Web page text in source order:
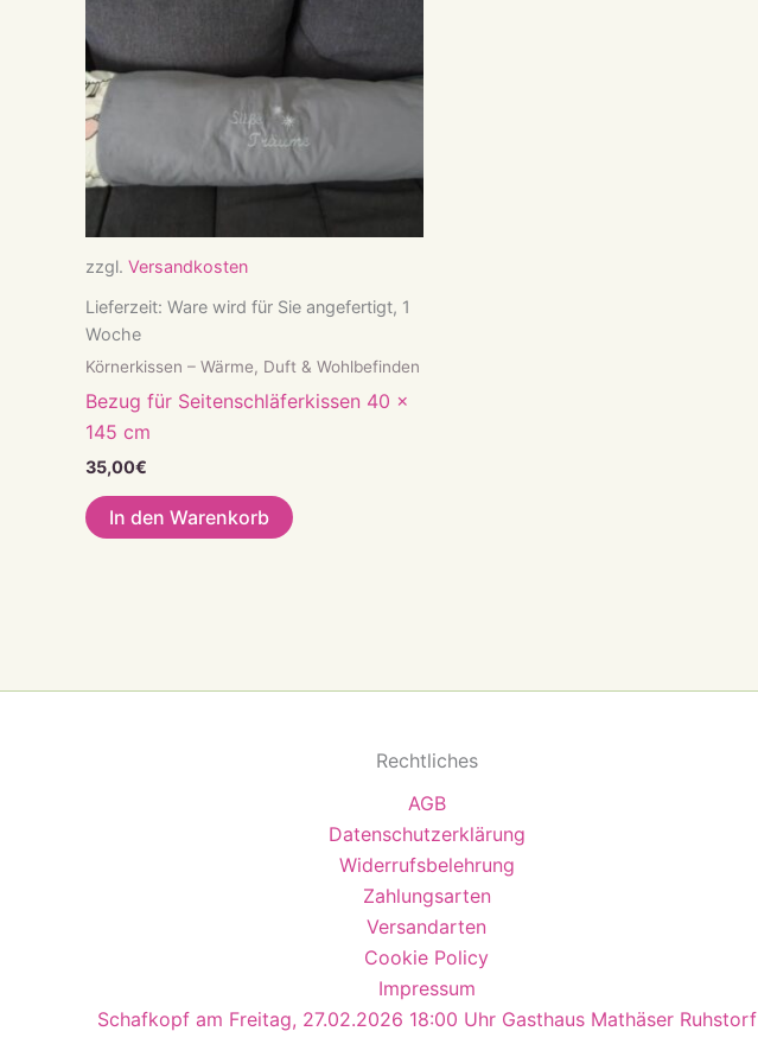
zzgl. Versandkosten
Lieferzeit: Ware wird für Sie angefertigt, 1
Woche
Körnerkissen – Wärme, Duft & Wohlbefinden
Bezug für Seitenschläferkissen 40 x
145 cm
35,00€
In den Warenkorb
Rechtliches
AGB
Datenschutzerklärung
Widerrufsbelehrung
Zahlungsarten
Versandarten
Cookie Policy
Impressum
Schafkopf am Freitag, 27.02.2026 18:00 Uhr Gasthaus Mathäser Ruhstorf